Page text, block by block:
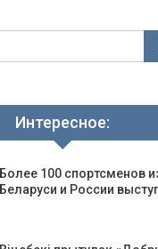
Интересное:
Более 100 спортсменов
Беларуси и России